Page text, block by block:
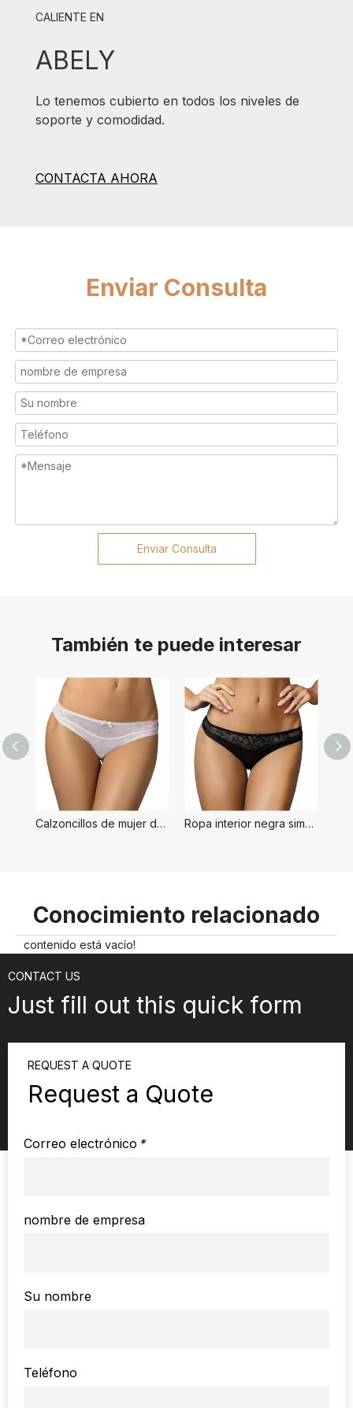
CALIENTE EN
ABELY
Lo tenemos cubierto en todos los niveles de
soporte y comodidad.
CONTACTA AHORA
Enviar Consulta
Enviar Consulta
También te puede interesar
Calzoncillos de mujer de estilo simple blanco Ropa interior negra simple para mujer
Conocimiento relacionado
contenido está vacío!
CONTACT US
Just fill out this quick form
REQUEST A QUOTE
Request a Quote
*
Correo electrónico
nombre de empresa
Su nombre
Teléfono